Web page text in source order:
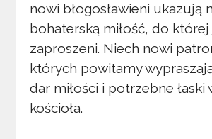
nowi błogosławieni ukazują
bohaterską miłość, do
zaproszeni. Niech nowi
których powitamy
dar miłości i potrzebne łaski
kościoła.